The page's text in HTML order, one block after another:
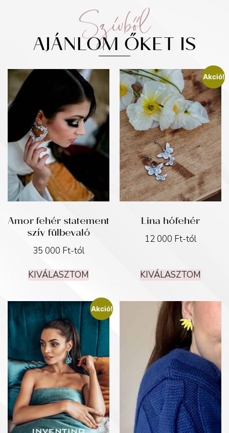
Szívből
AJÁNLOM ŐKET IS
Amor fehér statement
szív fülbevaló
35 000 Ft-tól
KIVÁLASZTOM
Akció!
Lina hófehér
12 000 Ft-tól
KIVÁLASZTOM
Akció!